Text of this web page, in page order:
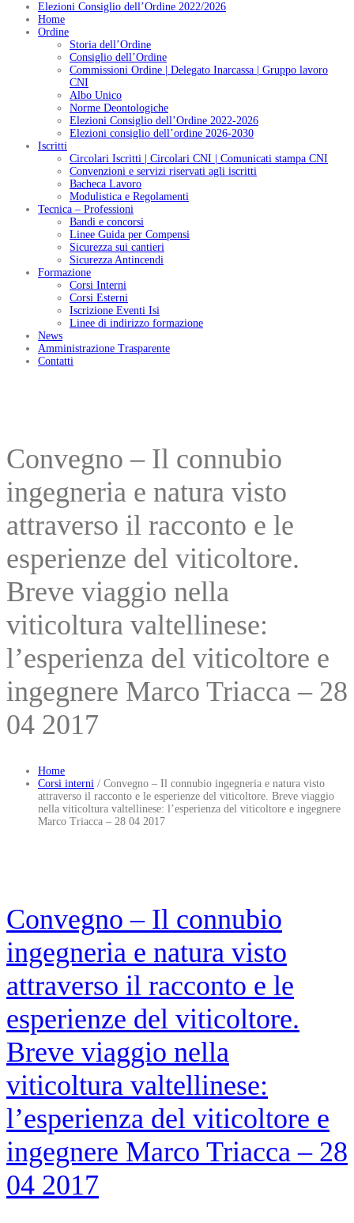
Elezioni Consiglio dell’Ordine 2022/2026
Home
Ordine
Storia dell’Ordine
Consiglio dell’Ordine
Commissioni Ordine | Delegato Inarcassa | Gruppo lavoro
CNI
Albo Unico
Norme Deontologiche
Elezioni Consiglio dell’Ordine 2022-2026
Elezioni consiglio dell’ordine 2026-2030
Iscritti
Circolari Iscritti | Circolari CNI | Comunicati stampa CNI
Convenzioni e servizi riservati agli iscritti
Bacheca Lavoro
Modulistica e Regolamenti
Tecnica – Professioni
Bandi e concorsi
Linee Guida per Compensi
Sicurezza sui cantieri
Sicurezza Antincendi
Formazione
Corsi Interni
Corsi Esterni
Iscrizione Eventi Isi
Linee di indirizzo formazione
News
Amministrazione Trasparente
Contatti
Convegno – Il connubio
ingegneria e natura visto
attraverso il racconto e le
esperienze del viticoltore.
Breve viaggio nella
viticoltura valtellinese:
l’esperienza del viticoltore e
ingegnere Marco Triacca – 28
04 2017
Home
Corsi interni / Convegno – Il connubio ingegneria e natura visto
attraverso il racconto e le esperienze del viticoltore. Breve viaggio
nella viticoltura valtellinese: l’esperienza del viticoltore e ingegnere
Marco Triacca – 28 04 2017
Convegno – Il connubio
ingegneria e natura visto
attraverso il racconto e le
esperienze del viticoltore.
Breve viaggio nella
viticoltura valtellinese:
l’esperienza del viticoltore e
ingegnere Marco Triacca – 28
04 2017